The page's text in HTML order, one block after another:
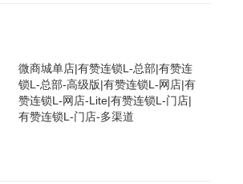
微商城单店|有赞连锁L-总部|有赞连
锁L-总部-高级版|有赞连锁L-网店|有
赞连锁L-网店-Lite|有赞连锁L-门店|
有赞连锁L-门店-多渠道